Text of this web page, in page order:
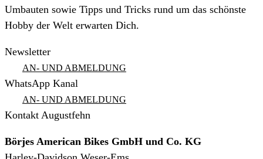
Umbauten sowie Tipps und Tricks rund um das schönste
Hobby der Welt erwarten Dich.
Newsletter
AN- UND ABMELDUNG
WhatsApp Kanal
AN- UND ABMELDUNG
Kontakt Augustfehn
Börjes American Bikes GmbH und Co. KG